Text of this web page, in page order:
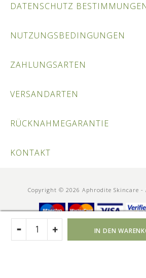
IN DEN
DATENSCHUTZ
NUTZUNGSBEDINGUNGEN
ZAHLUNGSARTEN
VERSANDARTEN
RÜCKNAHMEGARANTIE
KONTAKT
Copyright © 2026 Aphrodite Skincare -